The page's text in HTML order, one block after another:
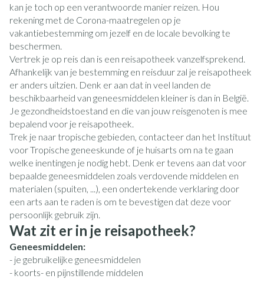
kan je toch op een verantwoorde manier reizen. Hou
rekening met de Corona-maatregelen op je
vakantiebestemming om jezelf en de locale bevolking te
beschermen.
Vertrek je op reis dan is een reisapotheek vanzelfsprekend.
Afhankelijk van je bestemming en reisduur zal je reisapotheek
er anders uitzien. Denk er aan dat in veel landen de
beschikbaarheid van geneesmiddelen kleiner is dan in België.
Je gezondheidstoestand en die van jouw reisgenoten is mee
bepalend voor je reisapotheek.
Trek je naar tropische gebieden, contacteer dan het Instituut
voor Tropische geneeskunde of je huisarts om na te gaan
welke inentingen je nodig hebt. Denk er tevens aan dat voor
bepaalde geneesmiddelen zoals verdovende middelen en
materialen (spuiten, ...), een ondertekende verklaring door
een arts aan te raden is om te bevestigen dat deze voor
persoonlijk gebruik zijn.
Wat zit er in je reisapotheek?
Geneesmiddelen:
- je gebruikelijke geneesmiddelen
- koorts- en pijnstillende middelen